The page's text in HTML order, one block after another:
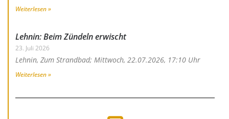
Weiterlesen »
Lehnin: Beim Zündeln erwischt
23. Juli 2026
Lehnin, Zum Strandbad; Mittwoch, 22.07.2026, 17:10 Uhr
Weiterlesen »